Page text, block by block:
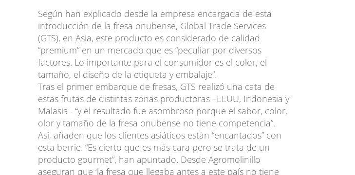
Según han explicado desde la empresa encargada de esta
introducción de la fresa onubense, Global Trade Services
(GTS), en Asia, este producto es considerado de calidad
“premium” en un mercado que es “peculiar por diversos
factores. Lo importante para el consumidor es el color, el
tamaño, el diseño de la etiqueta y embalaje”.
Tras el primer embarque de fresas, GTS realizó una cata de
estas frutas de distintas zonas productoras –EEUU, Indonesia y
Malasia– “y el resultado fue asombroso porque el sabor, color,
olor y tamaño de la fresa onubense no tiene competencia”.
Así, añaden que los clientes asiáticos están “encantados” con
esta berrie. “Es cierto que es más cara pero se trata de un
producto gourmet”, han apuntado. Desde Agromolinillo
aseguran que ‘la fresa que llegaba antes a este país no tiene